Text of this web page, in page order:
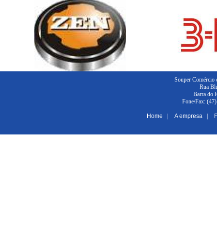
Souper Comércio
Rua
Barra do
Fone/Fax:
Home A empresa